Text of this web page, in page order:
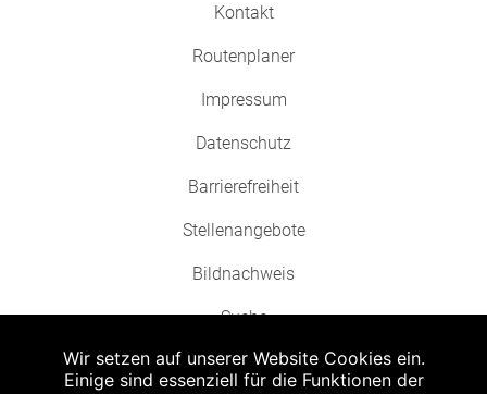
Kontakt
Routenplaner
Impressum
Datenschutz
Barrierefreiheit
Stellenangebote
Bildnachweis
Suche
Wir setzen auf unserer Website Cookies ein.
Einige sind essenziell für die Funktionen der